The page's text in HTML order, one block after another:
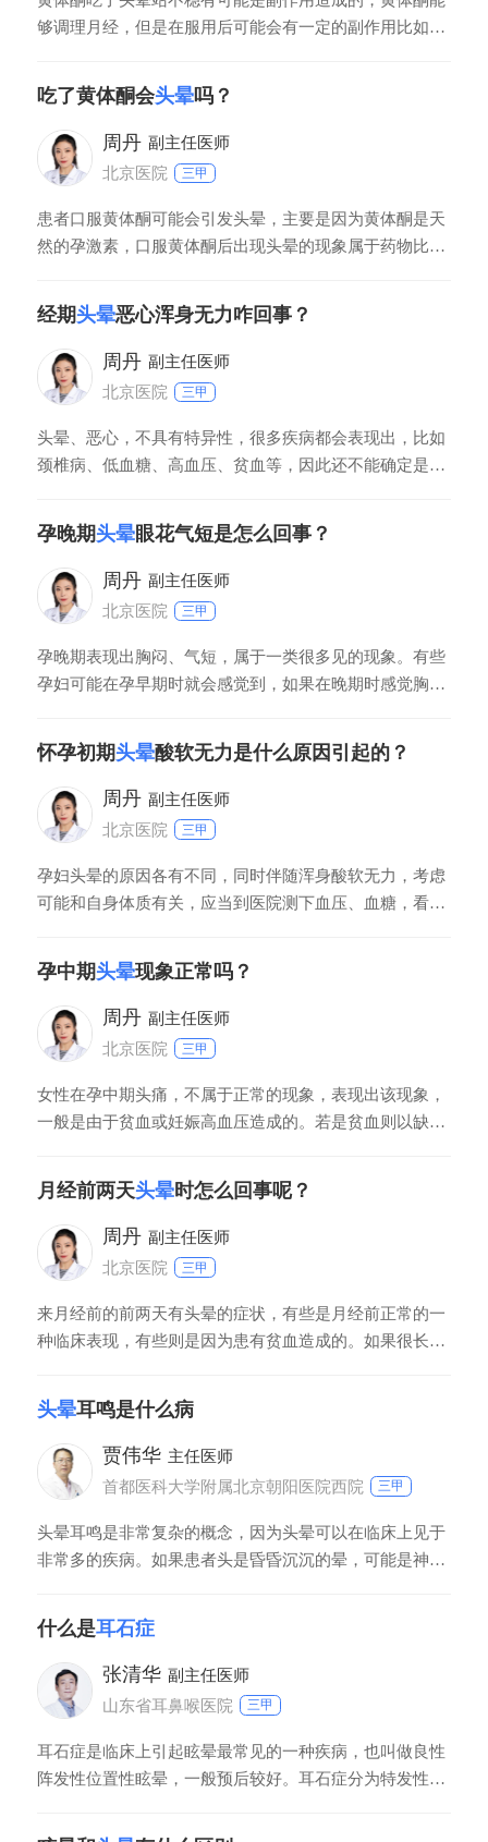
够调理月经，但是在服用后可能会有一定的副作用比如恶
过饭后的半小时再服用，是不能空腹服用的，空腹服用就
会造成血糖变低，表现出头晕的症状。
吃了黄体酮会头晕吗？
周丹 副主任医师
北京医院
三甲
患者口服黄体酮可能会引发头晕，主要是因为黄体酮是天
然的孕激素，口服黄体酮后出现头晕的现象属于药物比较
眩晕等副反应，症状严重者可能会导致无法正常开车或者
是无法正常进行高空作业。如果患者服用黄体酮后副作用
不是特别明显，可以适当调整用药时间，比如晚上睡觉前
经期头晕恶心浑身无力咋回事？
周丹 副主任医师
北京医院
三甲
头晕、恶心，不具有特异性，很多疾病都会表现出，比如
颈椎病、低血糖、高血压、贫血等，因此还不能确定是什
方案。惊奇的话注意保暖，防止着凉，适当的做些锻炼，
合理饮食，吃些清淡的食物，忌生冷、辛辣刺激性食物，
注意个人卫生。经期头晕恶心浑身无力咋回事？
孕晚期头晕眼花气短是怎么回事？
周丹 副主任医师
北京医院
三甲
孕晚期表现出胸闷、气短，属于一类很多见的现象。有些
孕妇可能在孕早期时就会感觉到，如果在晚期时感觉胸闷
出气短的现象，尤其是如果胎儿胎位比较高，或者双胎及
多胎的孕妇。这时孕妇可以保持上身挺直，肩向后展开，
让肺部尽量扩张。
怀孕初期头晕酸软无力是什么原因引起的？
周丹 副主任医师
北京医院
三甲
孕妇头晕的原因各有不同，同时伴随浑身酸软无力，考虑
可能和自身体质有关，应当到医院测下血压、血糖，看是
间、饮食、情绪等有关。头晕是孕妇经常初现的症状，不
用过于紧张，平时保持规律作息，饮食需营养均衡，多吃
水果蔬菜，注意休息。
孕中期头晕现象正常吗？
周丹 副主任医师
北京医院
三甲
女性在孕中期头痛，不属于正常的现象，表现出该现象，
一般是由于贫血或妊娠高血压造成的。若是贫血则以缺铁
关。此时需要及时去医院的妇产科检查血压以及血常规
等。当确诊为缺铁性贫血后，及时补充铁元素，多吃富含
铁质的食物，例如猪肝等动物的内脏；若是因为高血压导
致
月经前两天头晕时怎么回事呢？
周丹 副主任医师
北京医院
三甲
来月经前的前两天有头晕的症状，有些是月经前正常的一
种临床表现，有些则是因为患有贫血造成的。如果很长一
那么在月经前表现出的头晕症状，最大可能性是发生了失
血性贫血。需要化验血液常规检查才能确定。如果血常规
检查血红蛋白的浓度明显降低，确诊是缺铁性贫血，就要
头晕耳鸣是什么病
贾伟华 主任医师
首都医科大学附属北京朝阳医院西院
三甲
头晕耳鸣是非常复杂的概念，因为头晕可以在临床上见于
非常多的疾病。如果患者头是昏昏沉沉的晕，可能是神经
患者是突发天旋地转的晕，则考虑是耳石症、美尼尔病。
建议患者及时去医院就诊，根据病因进行治疗，以免耽误
病情。
什么是耳石症
张清华 副主任医师
山东省耳鼻喉医院
三甲
耳石症是临床上引起眩晕最常见的一种疾病，也叫做良性
阵发性位置性眩晕，一般预后较好。耳石症分为特发性和
聋、病毒性迷路炎等。如果确诊为耳石症，主要以手法复